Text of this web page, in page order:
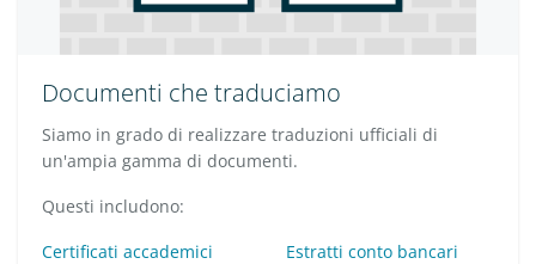
Documenti che traduciamo
Siamo in grado di realizzare traduzioni ufficiali di
un'ampia gamma di documenti.
Questi includono:
Certificati accademici
Estratti conto bancari